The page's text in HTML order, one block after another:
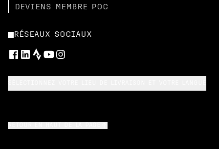
DEVIENS MEMBRE POC
RÉSEAUX SOCIAUX